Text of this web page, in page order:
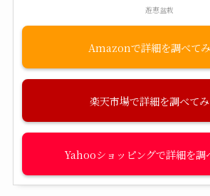
遊恵盆栽
Amazon
楽天市場
Yahooショッピング